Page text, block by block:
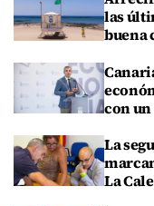
las
buena
con
La
La